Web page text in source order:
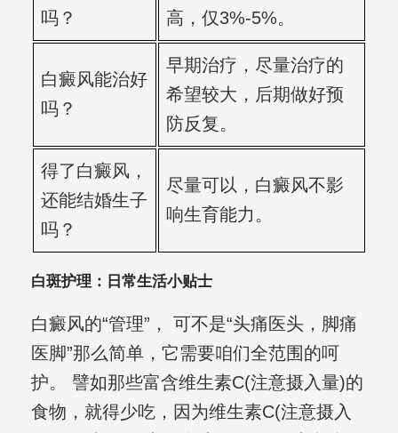
吗？
高，仅3%-5%。
白癜风能治好
吗？
早期治疗，尽量治疗的
希望较大，后期做好预
防反复。
得了白癜风，
还能结婚生子
吗？
尽量可以，白癜风不影
响生育能力。
白斑护理：日常生活小贴士
白癜风的“管理”， 可不是“头痛医头，脚痛
医脚”那么简单，它需要咱们全范围的呵
护。 譬如那些富含维生素C(注意摄入量)的
食物，就得少吃，因为维生素C(注意摄入